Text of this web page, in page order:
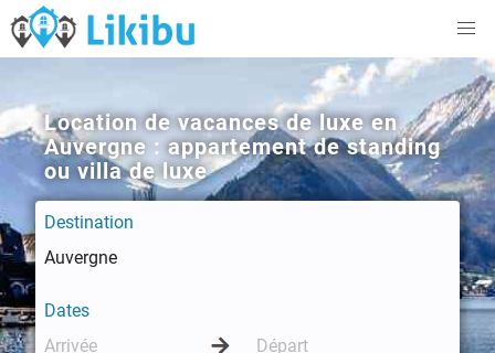
Location de vacances de luxe en
Auvergne : appartement de standing
ou villa de luxe
Destination
Dates